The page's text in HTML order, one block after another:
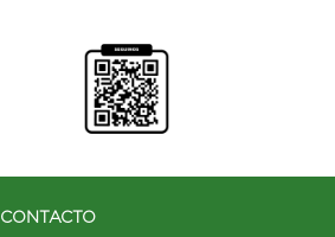
CONTACTO